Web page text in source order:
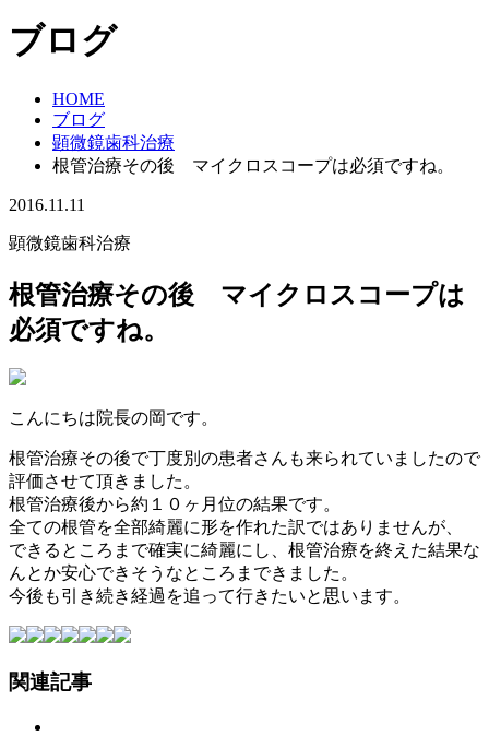
ブログ
HOME
ブログ
顕微鏡歯科治療
根管治療その後 マイクロスコープは必須ですね。
2016.11.11
顕微鏡歯科治療
根管治療その後 マイクロスコープは
必須ですね。
こんにちは院長の岡です。
根管治療その後で丁度別の患者さんも来られていましたので
評価させて頂きました。
根管治療後から約１０ヶ月位の結果です。
全ての根管を全部綺麗に形を作れた訳ではありませんが、
できるところまで確実に綺麗にし、根管治療を終えた結果な
んとか安心できそうなところまできました。
今後も引き続き経過を追って行きたいと思います。
関連記事